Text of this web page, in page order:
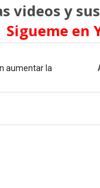
videos y
Sigueme en
aumentar la